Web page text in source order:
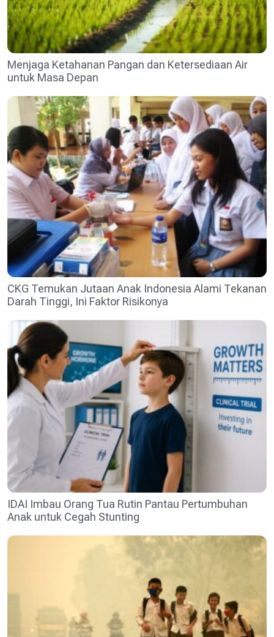
Menjaga Ketahanan Pangan dan Ketersediaan Air
untuk Masa Depan
CKG Temukan Jutaan Anak Indonesia Alami Tekanan
Darah Tinggi, Ini Faktor Risikonya
IDAI Imbau Orang Tua Rutin Pantau Pertumbuhan
Anak untuk Cegah Stunting